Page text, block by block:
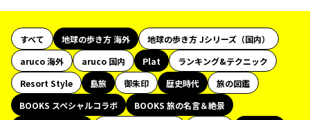
すべて 地球の歩き方 海外
地球の歩き方 Jシリーズ（国内）
aruco 海外
aruco 国内 Plat
ランキング&テクニック
Resort Style
島旅 御朱印 歴史時代
旅の図鑑
BOOKS スペシャルコラボ
BOOKS 旅の名言＆絶景